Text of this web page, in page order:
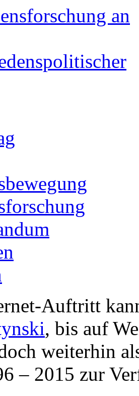
Auftritt
, bis auf
weiterhin
– 2015 zur